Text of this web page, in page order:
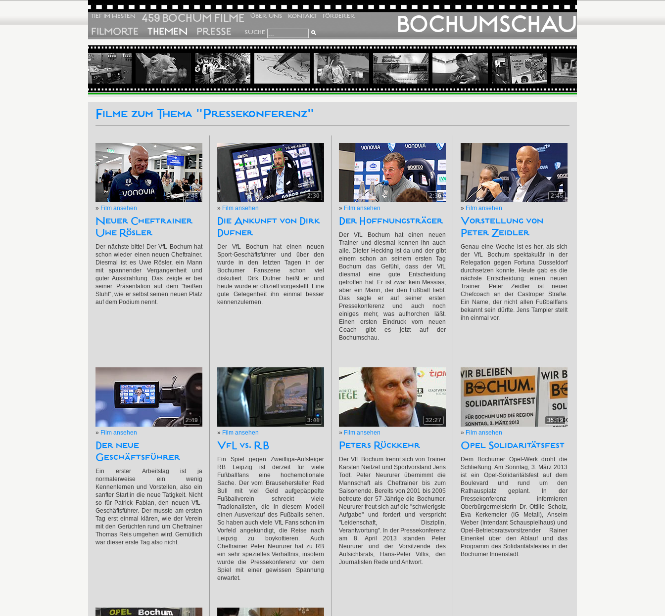
BOCHUMSCHAU
TIEF IM WESTEN 459 BOCHUM FILME ÜBER UNS KONTAKT FÖRDERER
FILMORTE THEMEN PRESSE SUCHE
Filme zum Thema "Pressekonferenz"
2:48
» Film ansehen
Neuer Cheftrainer
Uwe Rösler
Der nächste bitte! Der VfL Bochum hat
schon wieder einen neuen Cheftrainer.
Diesmal ist es Uwe Rösler, ein Mann
mit spannender Vergangenheit und
guter Ausstrahlung. Das zeigte er bei
seiner Präsentation auf dem "heißen
Stuhl“, wie er selbst seinen neuen Platz
auf dem Podium nennt.
2:30
» Film ansehen
Die Ankunft von Dirk
Dufner
Der VfL Bochum hat einen neuen
Sport-Geschäftsführer und über den
wurde in den letzten Tagen in der
Bochumer Fanszene schon viel
diskutiert. Dirk Dufner heißt er und
heute wurde er offiziell vorgestellt. Eine
gute Gelegenheit ihn einmal besser
kennenzulernen.
2:36
» Film ansehen
Der Hoffnungsträger
Der VfL Bochum hat einen neuen
Trainer und diesmal kennen ihn auch
alle. Dieter Hecking ist da und der gibt
einem schon an seinem ersten Tag
Bochum das Gefühl, dass der VfL
diesmal eine gute Entscheidung
getroffen hat. Er ist zwar kein Messias,
aber ein Mann, der den Fußball liebt.
Das sagte er auf seiner ersten
Pressekonferenz und auch noch
einiges mehr, was aufhorchen läßt.
Einen ersten Eindruck vom neuen
Coach gibt es jetzt auf der
Bochumschau.
2:45
» Film ansehen
Vorstellung von
Peter Zeidler
Genau eine Woche ist es her, als sich
der VfL Bochum spektakulär in der
Relegation gegen Fortuna Düsseldorf
durchsetzen konnte. Heute gab es die
nächste Entscheidung: einen neuen
Trainer. Peter Zeidler ist neuer
Chefcoach an der Castroper Straße.
Ein Name, der nicht allen Fußballfans
bekannt sein dürfte. Jens Tampier stellt
ihn einmal vor.
2:49
» Film ansehen
Der neue
Geschäftsführer
Ein erster Arbeitstag ist ja
normalerweise ein wenig
Kennenlernen und Vorstellen, also ein
sanfter Start in die neue Tätigkeit. Nicht
so für Patrick Fabian, den neuen VfL-
Geschäftsführer. Der musste am ersten
Tag erst einmal klären, wie der Verein
mit den Gerüchten rund um Cheftrainer
Thomas Reis umgehen wird. Gemütlich
war dieser erste Tag also nicht.
3:41
» Film ansehen
VfL vs. RB
Ein Spiel gegen Zweitliga-Aufsteiger
RB Leipzig ist derzeit für viele
Fußballfans eine hochemotionale
Sache. Der vom Brausehersteller Red
Bull mit viel Geld aufgepäppelte
Fußballverein schreckt viele
Tradionalisten, die in diesem Modell
einen Ausverkauf des Fußballs sehen.
So haben auch viele VfL Fans schon im
Vorfeld angekündigt, die Reise nach
Leipzig zu boykottieren. Auch
Cheftrainer Peter Neururer hat zu RB
ein sehr spezielles Verhältnis, insofern
wurde die Pressekonferenz vor dem
Spiel mit einer gewissen Spannung
erwartet.
32:27
» Film ansehen
Peters Rückkehr
Der VfL Bochum trennt sich von Trainer
Karsten Neitzel und Sportvorstand Jens
Todt. Peter Neururer übernimmt die
Mannschaft als Cheftrainer bis zum
Saisonende. Bereits von 2001 bis 2005
betreute der 57-Jährige die Bochumer.
Neururer freut sich auf die "schwierigste
Aufgabe" und fordert und verspricht
"Leidenschaft, Disziplin,
Verantwortung". In der Pressekonferenz
am 8. April 2013 standen Peter
Neururer und der Vorsitzende des
Aufsichtsrats, Hans-Peter Villis, den
Journalisten Rede und Antwort.
35:19
» Film ansehen
Opel Solidaritätsfest
Dem Bochumer Opel-Werk droht die
Schließung. Am Sonntag, 3. März 2013
ist ein Opel-Solidaritätsfest auf dem
Boulevard und rund um den
Rathausplatz geplant. In der
Pressekonferenz informieren
Oberbürgermeisterin Dr. Ottilie Scholz,
Eva Kerkemeier (IG Metall), Anselm
Weber (Intendant Schauspielhaus) und
Opel-Betriebsratsvorsitzender Rainer
Einenkel über den Ablauf und das
Programm des Solidaritätsfestes in der
Bochumer Innenstadt.